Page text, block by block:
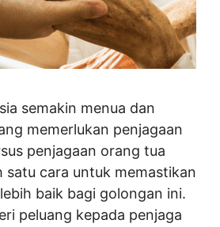
semakin menua dan
memerlukan penjagaan
penjagaan orang tua
satu cara untuk memastikan
baik bagi golongan ini.
peluang kepada penjaga